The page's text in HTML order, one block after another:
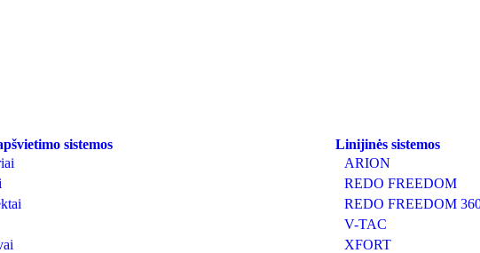
sistemos
Linijinės sistemos
ARION
REDO FREEDOM
REDO FREEDOM
V-TAC
XFORT